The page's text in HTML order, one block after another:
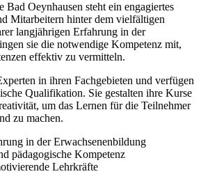
Bad Oeynhausen steht ein engagiertes
Mitarbeitern hinter dem vielfältigen
langjährigen Erfahrung in der
sie die notwendige Kompetenz mit,
effektiv zu vermitteln.
in ihren Fachgebieten und verfügen
Qualifikation. Sie gestalten ihre Kurse
um das Lernen für die Teilnehmer
zu machen.
in der Erwachsenenbildung
pädagogische Kompetenz
Lehrkräfte